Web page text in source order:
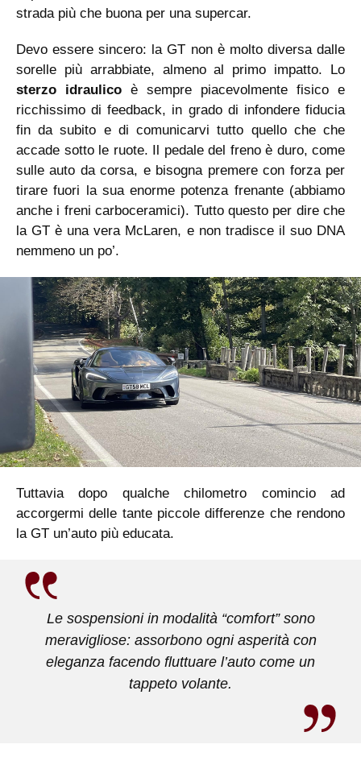
strada più che buona per una supercar.
Devo essere sincero: la GT non è molto diversa dalle
sorelle più arrabbiate, almeno al primo impatto. Lo
sterzo idraulico è sempre piacevolmente fisico e
ricchissimo di feedback, in grado di infondere fiducia
fin da subito e di comunicarvi tutto quello che che
accade sotto le ruote. Il pedale del freno è duro, come
sulle auto da corsa, e bisogna premere con forza per
tirare fuori la sua enorme potenza frenante (abbiamo
anche i freni carboceramici). Tutto questo per dire che
la GT è una vera McLaren, e non tradisce il suo DNA
nemmeno un po’.
Tuttavia dopo qualche chilometro comincio ad
accorgermi delle tante piccole differenze che rendono
la GT un’auto più educata.
Le sospensioni in modalità “comfort” sono
meravigliose: assorbono ogni asperità con
eleganza facendo fluttuare l’auto come un
tappeto volante.